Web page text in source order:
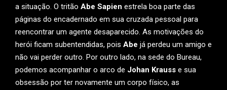
a situação. O tritão Abe Sapien estrela boa parte das
páginas do encadernado em sua cruzada pessoal para
reencontrar um agente desaparecido. As motivações do
herói ficam subentendidas, pois Abe já perdeu um amigo e
não vai perder outro. Por outro lado, na sede do Bureau,
podemos acompanhar o arco de Johan Krauss e sua
obsessão por ter novamente um corpo físico, as